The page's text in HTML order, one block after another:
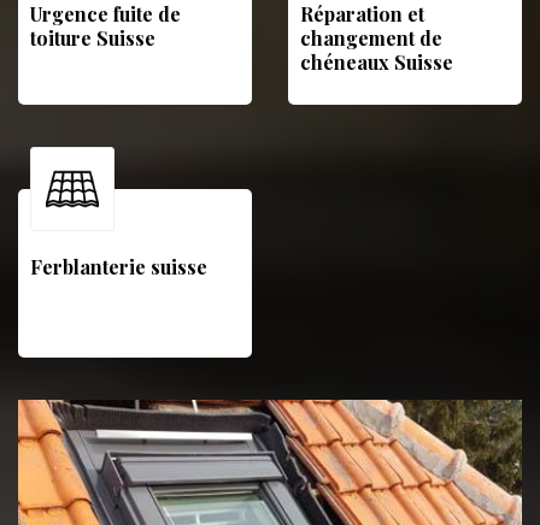
Urgence fuite de
toiture Suisse
Réparation et
changement de
chéneaux Suisse
Ferblanterie suisse